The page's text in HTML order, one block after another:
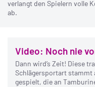
verlangt den Spielern volle
ab.
Video: Noch nie
Dann wird’s Zeit! Diese
Schlägersportart stammt
gespielt, die an